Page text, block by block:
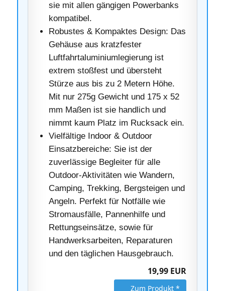
sie mit allen gängigen Powerbanks
kompatibel.
Robustes & Kompaktes Design: Das
Gehäuse aus kratzfester
Luftfahrtaluminiumlegierung ist
extrem stoßfest und übersteht
Stürze aus bis zu 2 Metern Höhe.
Mit nur 275g Gewicht und 175 x 52
mm Maßen ist sie handlich und
nimmt kaum Platz im Rucksack ein.
Vielfältige Indoor & Outdoor
Einsatzbereiche: Sie ist der
zuverlässige Begleiter für alle
Outdoor-Aktivitäten wie Wandern,
Camping, Trekking, Bergsteigen und
Angeln. Perfekt für Notfälle wie
Stromausfälle, Pannenhilfe und
Rettungseinsätze, sowie für
Handwerksarbeiten, Reparaturen
und den täglichen Hausgebrauch.
19,99 EUR
Zum Produkt *